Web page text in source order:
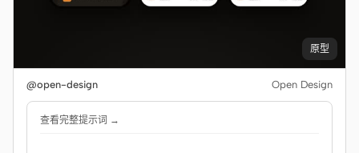
原型
@open-design Open Design
查看完整提示词 →